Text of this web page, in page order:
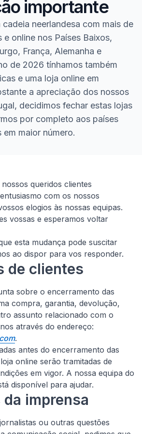
importante
cadeia neerlandesa com mais de
e online nos Países Baixos,
França, Alemanha e
de 2026 tínhamos também
e uma loja online em
a apreciação dos nossos
decidimos fechar estas lojas
por completo aos países
maior número.
queridos clientes
com os nossos
elogios às nossas equipas.
vossas e esperamos voltar
esta mudança pode suscitar
ao dispor para vos responder.
de clientes
sobre o encerramento das
compra, garantia, devolução,
assunto relacionado com o
através do endereço:
.
antes do encerramento das
online serão tramitadas de
em vigor. A nossa equipa do
disponível para ajudar.
imprensa
ou outras questões